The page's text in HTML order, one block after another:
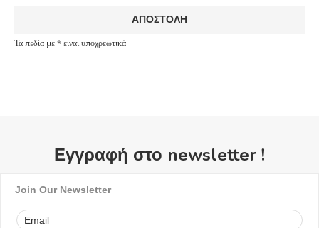
Τα πεδία με * είναι υποχρεωτικά
Εγγραφή στο newsletter !
Join Our Newsletter